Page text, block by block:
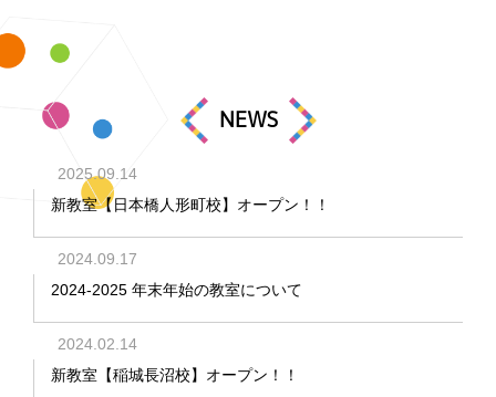
NEWS
2025.09.14
新教室【日本橋人形町校】オープン！！
2024.09.17
2024-2025 年末年始の教室について
2024.02.14
新教室【稲城長沼校】オープン！！